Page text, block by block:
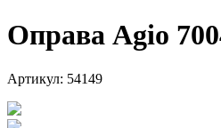
Оправа Agio
Артикул: 54149